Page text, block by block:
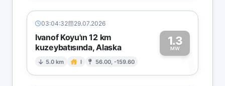
03:04:32 29.07.2026
Ivanof Koyu'ın 12 km
kuzeybatısında, Alaska
5.0 km I 56.00, -159.60
1.3
MW1